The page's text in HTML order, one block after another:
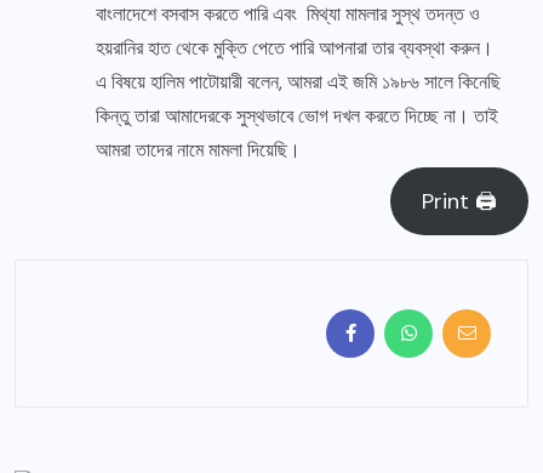
বাংলাদেশে বসবাস করতে পারি এবং মিথ্যা মামলার সুস্থ তদন্ত ও
হয়রানির হাত থেকে মুক্তি পেতে পারি আপনারা তার ব্যবস্থা করুন।
এ বিষয়ে হালিম পাটোয়ারী বলেন, আমরা এই জমি ১৯৮৬ সালে কিনেছি
কিন্তু তারা আমাদেরকে সুস্থভাবে ভোগ দখল করতে দিচ্ছে না। তাই
আমরা তাদের নামে মামলা দিয়েছি।
Print 🖨